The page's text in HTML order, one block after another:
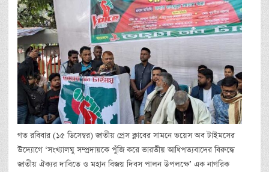
গত রবিবার (১৫ ডিসেম্বর) জাতীয় প্রেস ক্লাবের সামনে ভয়েস অব টাইমসের
উদ্যোগে ‘সংখ্যালঘু সম্প্রদায়কে পুঁজি করে ভারতীয় আধিপত্যবাদের বিরুদ্ধে
জাতীয় ঐক্যর দাবিতে ও মহান বিজয় দিবস পালন উপলক্ষে’ এক নাগরিক